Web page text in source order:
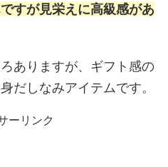
すが見栄えに高級感があ
ありますが、ギフト感の
だしなみアイテムです。
ーリンク